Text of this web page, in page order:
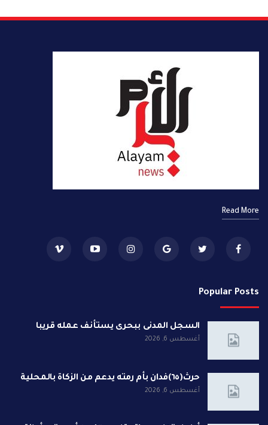
Read More
Popular Posts
السجل المدنى ببحرى يستأنف عمله قريبا
أغسطس 6, 2026
حرث(٦٥)فدان بأم رمته يدعم من الزكاة بالمحلية
أغسطس 6, 2026